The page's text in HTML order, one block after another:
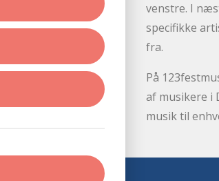
venstre. I
specifikke
fra.
På
af musikere i
musik til